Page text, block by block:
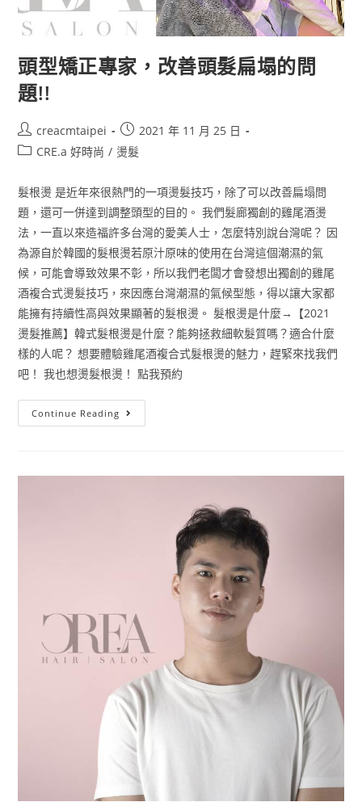
頭型矯正專家，改善頭髮扁塌的問
題!!
creacmtaipei
2021 年 11 月 25 日
CRE.a 好時尚 / 燙髮
髮根燙 是近年來很熱門的一項燙髮技巧，除了可以改善扁塌問
題，還可一併達到調整頭型的目的。 我們髮廊獨創的雞尾酒燙
法，一直以來造福許多台灣的愛美人士，怎麼特別說台灣呢？ 因
為源自於韓國的髮根燙若原汁原味的使用在台灣這個潮濕的氣
候，可能會導致效果不彰，所以我們老闆才會發想出獨創的雞尾
酒複合式燙髮技巧，來因應台灣潮濕的氣候型態，得以讓大家都
能擁有持續性高與效果顯著的髮根燙。 髮根燙是什麼→【2021
燙髮推薦】韓式髮根燙是什麼？能夠拯救細軟髮質嗎？適合什麼
樣的人呢？ 想要體驗雞尾酒複合式髮根燙的魅力，趕緊來找我們
吧！ 我也想燙髮根燙！ 點我預約
Continue Reading